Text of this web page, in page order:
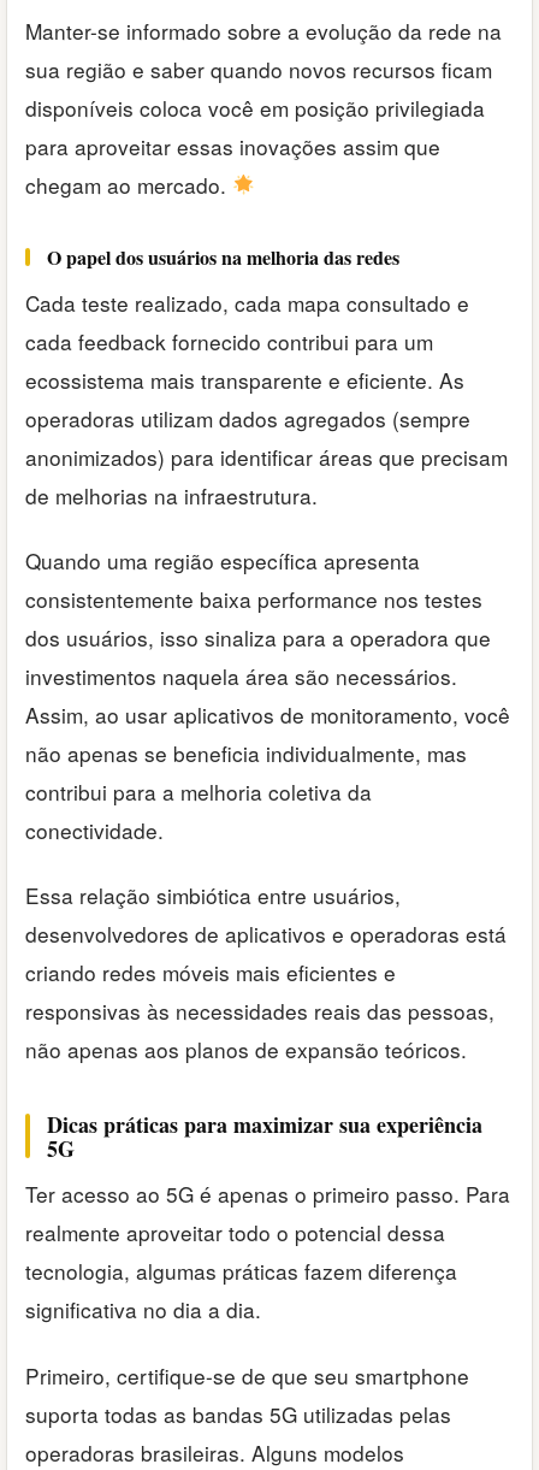
Manter-se informado sobre a evolução da rede na
sua região e saber quando novos recursos ficam
disponíveis coloca você em posição privilegiada
para aproveitar essas inovações assim que
chegam ao mercado.
O papel dos usuários na melhoria das redes
Cada teste realizado, cada mapa consultado e
cada feedback fornecido contribui para um
ecossistema mais transparente e eficiente. As
operadoras utilizam dados agregados (sempre
anonimizados) para identificar áreas que precisam
de melhorias na infraestrutura.
Quando uma região específica apresenta
consistentemente baixa performance nos testes
dos usuários, isso sinaliza para a operadora que
investimentos naquela área são necessários.
Assim, ao usar aplicativos de monitoramento, você
não apenas se beneficia individualmente, mas
contribui para a melhoria coletiva da
conectividade.
Essa relação simbiótica entre usuários,
desenvolvedores de aplicativos e operadoras está
criando redes móveis mais eficientes e
responsivas às necessidades reais das pessoas,
não apenas aos planos de expansão teóricos.
Dicas práticas para maximizar sua experiência
5G
Ter acesso ao 5G é apenas o primeiro passo. Para
realmente aproveitar todo o potencial dessa
tecnologia, algumas práticas fazem diferença
significativa no dia a dia.
Primeiro, certifique-se de que seu smartphone
suporta todas as bandas 5G utilizadas pelas
operadoras brasileiras. Alguns modelos